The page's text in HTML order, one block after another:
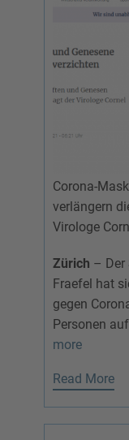
Corona-
verlängern
Virologe
Zürich – Der
Fraefel hat
gegen
Personen
more
Read More